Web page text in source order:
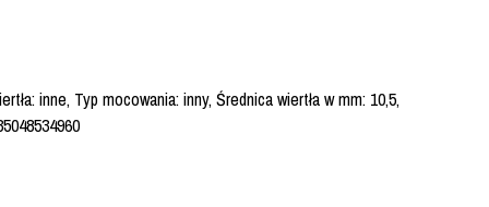
inne, Typ mocowania: inny, Średnica wiertła w mm: 10,5,